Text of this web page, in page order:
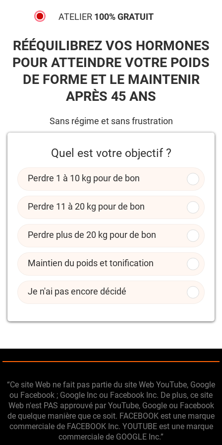
ATELIER 100% GRATUIT
RÉÉQUILIBREZ VOS HORMONES
POUR ATTEINDRE VOTRE POIDS
DE FORME ET LE MAINTENIR
APRÈS 45 ANS
Sans régime et sans frustration
Quel est votre objectif ?
Perdre 1 à 10 kg pour de bon
Perdre 11 à 20 kg pour de bon
Perdre plus de 20 kg pour de bon
Maintien du poids et tonification
Je n'ai pas encore décidé
“Ce site Web ne fait pas partie du site Web YouTube, Google
ou Facebook ; Google Inc ou Facebook Inc. De plus, ce site
Web n'est PAS approuvé par YouTube, Google ou Facebook
de quelque manière que ce soit. FACEBOOK est une marque
commerciale de FACEBOOK Inc. YOUTUBE est une marque
commerciale de GOOGLE Inc.”